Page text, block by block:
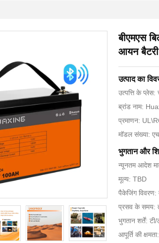
बीएमएस
आयन
उत्पाद का
उत्पत्ति के प्लेस:
ब्रांड नाम:
प्रमाणन:
मॉडल संख्या:
भुगतान और
न्यूनतम आदेश
मूल्य: TBD
पैकेजिंग विवरण:
प्रसव के समय:
भुगतान शर्तें:
आपूर्ति की